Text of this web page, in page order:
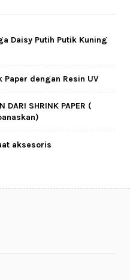
Daisy Putih Putik Kuning
dengan Resin UV
DARI SHRINK PAPER (
aksesoris